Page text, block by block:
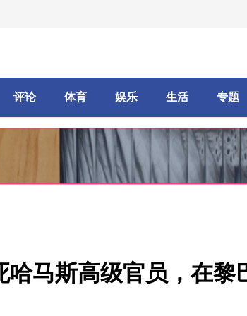
评论 体育 娱乐 生活 专题
马斯高级官员，在黎